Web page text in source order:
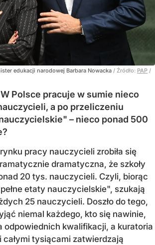
edukacji narodowej Barbara Nowacka / Źródło: PAP /
Polsce pracuje w sumie nieco
a po przeliczeniu
– nieco ponad 500
pracy nauczycieli zrobiła się
dramatyczna, że szkoły
20 tys. nauczycieli. Czyli, biorąc
etaty nauczycielskie", szukają
25 nauczycieli. Doszło do tego,
niemal każdego, kto się nawinie,
odpowiednich kwalifikacji, a kuratoria
całymi tysiącami zatwierdzają